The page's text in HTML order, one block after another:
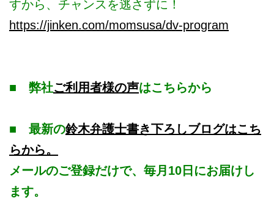
すから、チャンスを逃さずに！
https://jinken.com/momsusa/dv-program
■ 弊社ご利用者様の声はこちらから
■ 最新の鈴木弁護士書き下ろしブログはこち
らから。
メールのご登録だけで、毎月10日にお届けし
ます。